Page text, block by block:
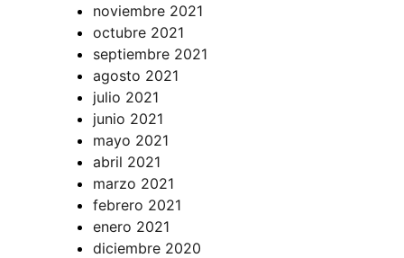
noviembre 2021
octubre 2021
septiembre 2021
agosto 2021
julio 2021
junio 2021
mayo 2021
abril 2021
marzo 2021
febrero 2021
enero 2021
diciembre 2020